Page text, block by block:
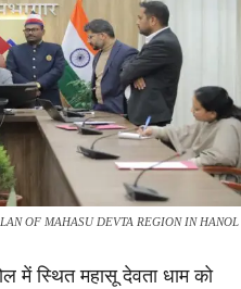
OF MAHASU DEVTA REGION IN HANOL
में स्थित महासू देवता धाम को